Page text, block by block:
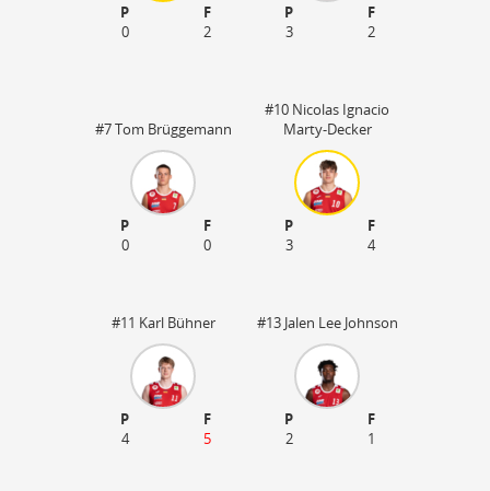
P
F
0
2
P
F
3
2
#7 Tom Brüggemann
P
F
0
0
#10 Nicolas Ignacio
Marty-Decker
P
F
3
4
#11 Karl Bühner
P
F
4
5
#13 Jalen Lee Johnson
P
F
2
1